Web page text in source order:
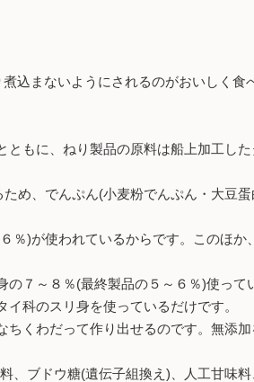
込まないようにされるのがおいしく食
もに、ねり製品の原料は船上加工した
め、でんぷん(小麦粉でんぷん・大豆
％)が使われているからです。このほか
７～８％(最終製品の５～６％)使って
科のスリ身を使っているだけです。
くわだって作り出せるのです。無添
、ブドウ糖(遺伝子組換え)、人工甘味